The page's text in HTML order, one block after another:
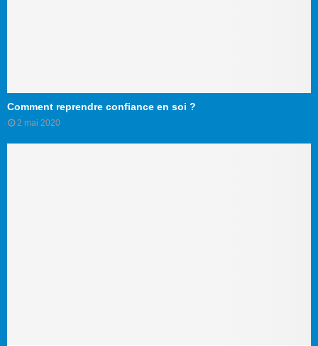
Comment reprendre confiance en soi ?
2 mai 2020